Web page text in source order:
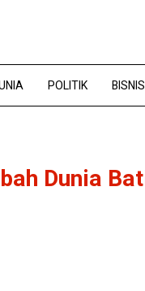
POLITIK BISNIS
Dunia